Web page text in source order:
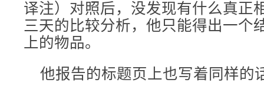
译注）对照后，没发现有什么真正
三天的比较分析，他只能得出一个
上的物品。
他报告的标题页上也写着同样的